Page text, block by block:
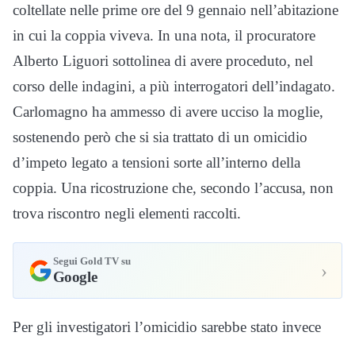
coltellate nelle prime ore del 9 gennaio nell’abitazione
in cui la coppia viveva. In una nota, il procuratore
Alberto Liguori sottolinea di avere proceduto, nel
corso delle indagini, a più interrogatori dell’indagato.
Carlomagno ha ammesso di avere ucciso la moglie,
sostenendo però che si sia trattato di un omicidio
d’impeto legato a tensioni sorte all’interno della
coppia. Una ricostruzione che, secondo l’accusa, non
trova riscontro negli elementi raccolti.
Segui Gold TV su
Google ›
Per gli investigatori l’omicidio sarebbe stato invece